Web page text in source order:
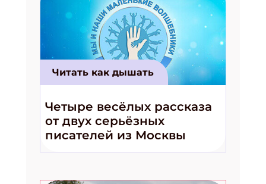
Читать как дышать
Четыре весёлых рассказа
от двух серьёзных
писателей из Москвы